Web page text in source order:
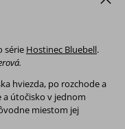
série Hostinec Bluebell.
hviezda, po rozchode a
a útočisko v jednom
miestom jej